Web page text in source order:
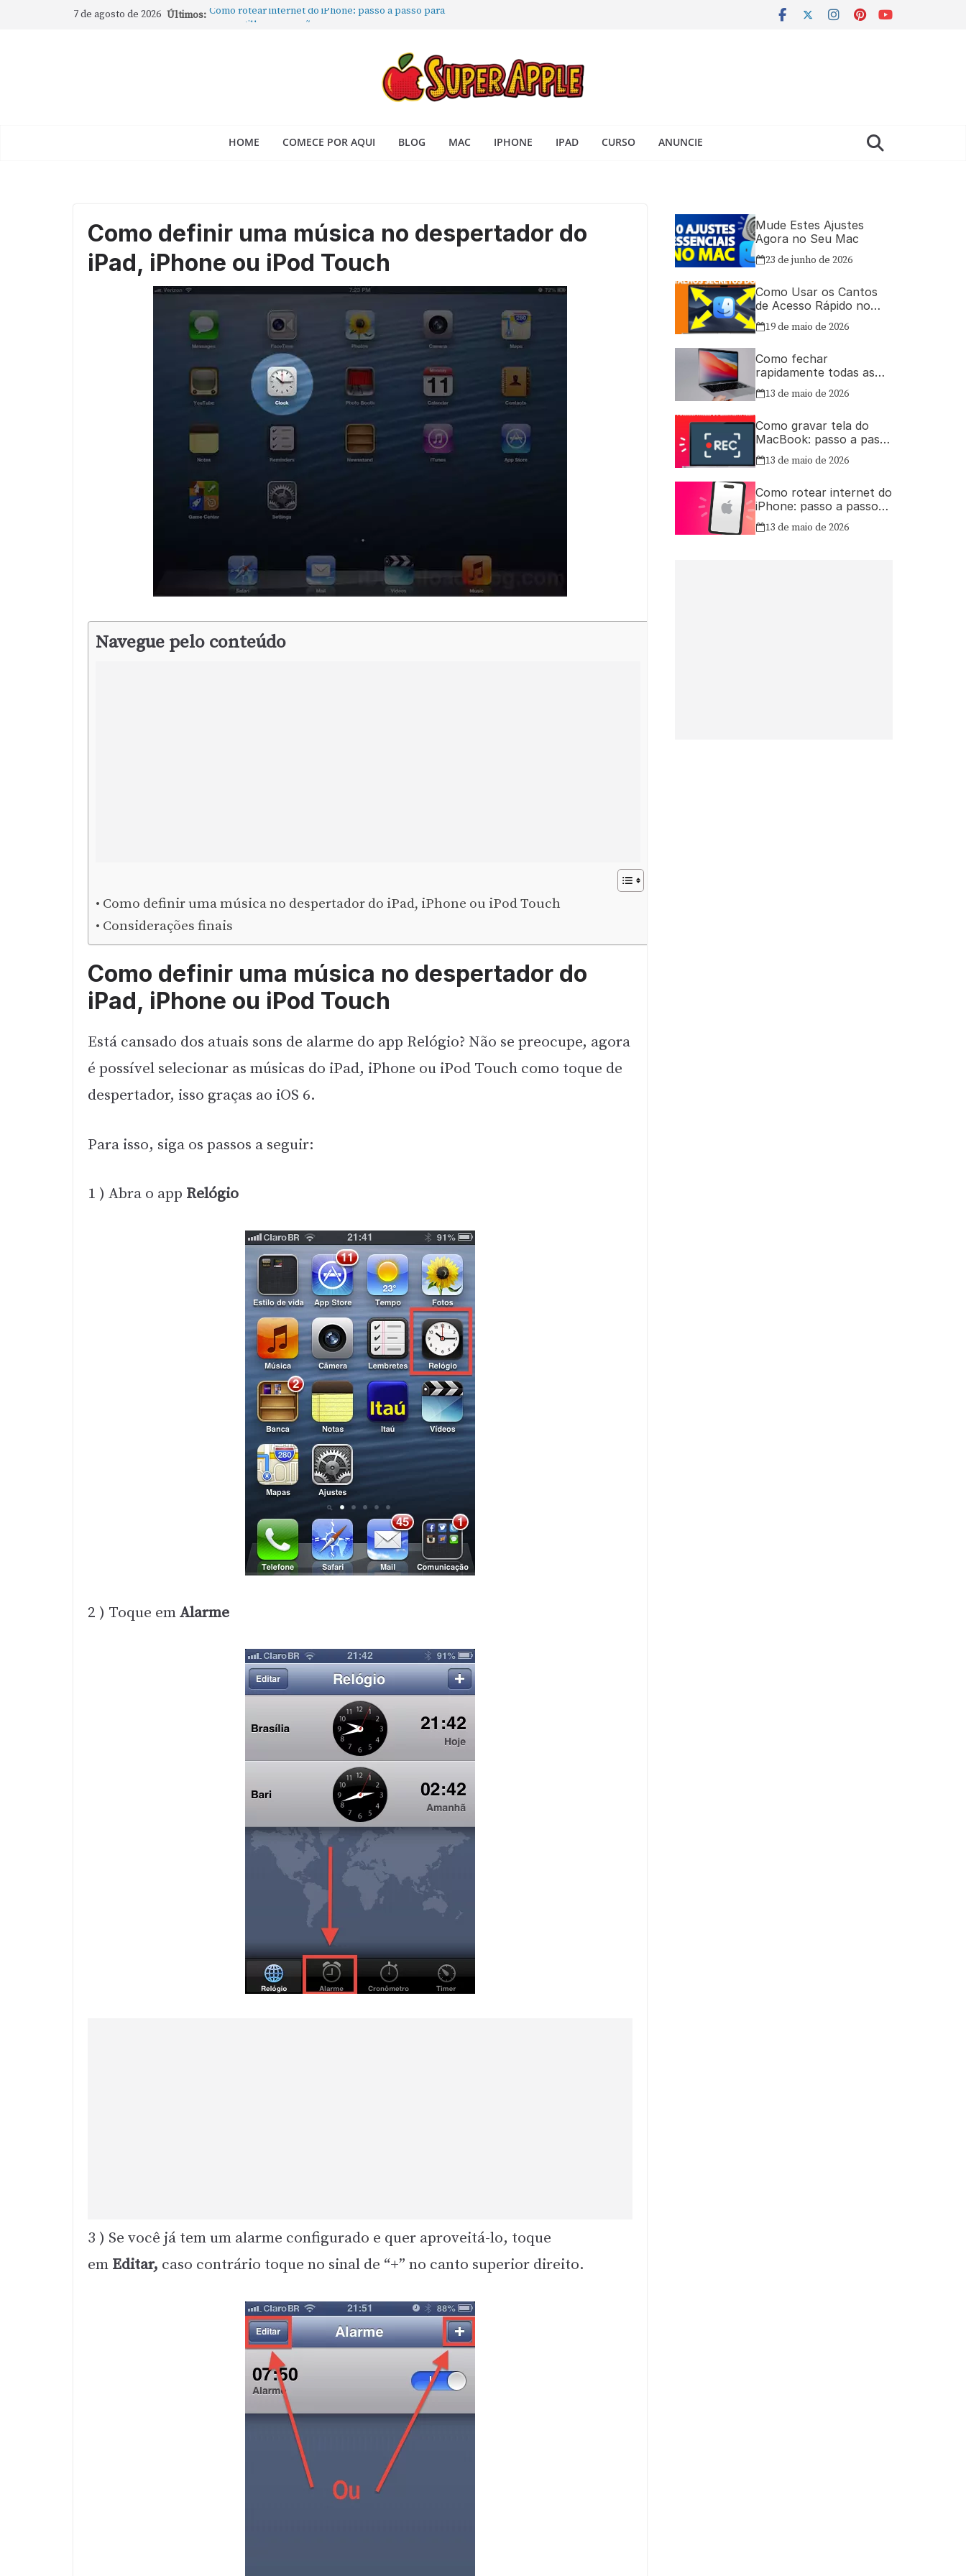
7 de agosto de 2026 Últimos: Como rotear internet do iPhone: passo a passo para
Como Usar os Cantos de Acesso Rápido no Mac
Como fechar rapidamente todas as janelas ou aplicativos
Como gravar tela do MacBook: passo a passo simples
HOME COMECE POR AQUI BLOG MAC IPHONE IPAD CURSO ANUNCIE
Como definir uma música no despertador do
iPad, iPhone ou iPod Touch
Navegue pelo conteúdo
Como definir uma música no despertador do iPad, iPhone ou iPod Touch
Considerações finais
Como definir uma música no despertador do
iPad, iPhone ou iPod Touch
Está cansado dos atuais sons de alarme do app Relógio? Não se preocupe, agora
é possível selecionar as músicas do iPad, iPhone ou iPod Touch como toque de
despertador, isso graças ao iOS 6.
Para isso, siga os passos a seguir:
1 ) Abra o app Relógio
2 ) Toque emAlarme
3 ) Se você já tem um alarme configurado e quer aproveitá-lo, toque
em Editar, caso contrário toque no sinal de “+” no canto superior direito.
Mude Estes Ajustes
Agora no Seu Mac
23 de junho de 2026
Como Usar os Cantos
de Acesso Rápido no
Mac
19 de maio de 2026
Como fechar
rapidamente todas as
janelas ou aplicativos
abertos no Mac
13 de maio de 2026
Como gravar tela do
MacBook: passo a passo
simples
13 de maio de 2026
Como rotear internet do
iPhone: passo a passo
para compartilhar a
conexão
13 de maio de 2026